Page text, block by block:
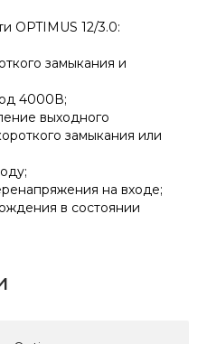
OPTIMUS 12/3.0:
замыкания и
4000В;
выходного
замыкания или
на входе;
в состоянии